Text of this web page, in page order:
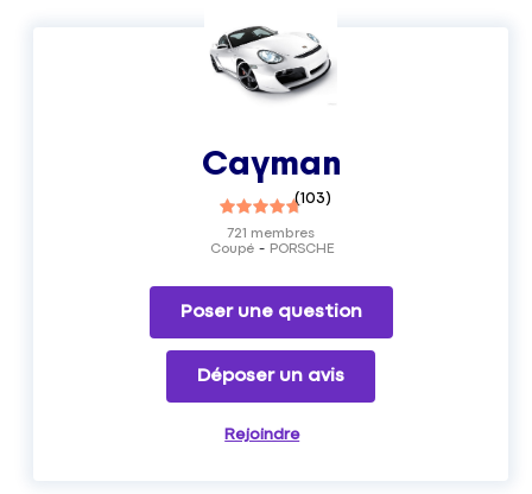
Cayman
(103)
Coupé PORSCHE
721 membres
Poser une question
Déposer un avis
Rejoindre